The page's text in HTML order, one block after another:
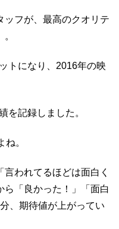
ッフが、最高のクオリテ
トになり、2016年の映
を記録しました。
。
言われてるほどは面白く
ら「良かった！」「面白
、期待値が上がってい